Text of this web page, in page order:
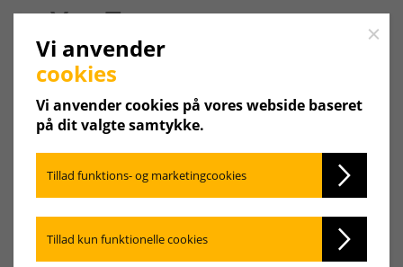
Y
Z
Digital brænderstyring
Brænderens driftsfaser og overvågningen heraf
gennemføres med moderne brænderstyring. Herfra
kan betjeningspersonalet let og hurtigt hente et væld
ukompliceret service og vedligeholdelse.
Close
Vi anvender
cookies
Vi anvender cookies på vores webside baseret
på dit valgte samtykke.
Tillad funktions- og marketingcookies
Tillad kun funktionelle cookies